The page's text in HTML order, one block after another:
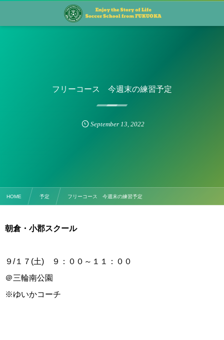
フリーコース 今週末の練習予定
September 13, 2022
HOME 予定 フリーコース 今週末の練習予定
朝倉・小郡スクール
９/１７(土) ９：００～１１：００
＠三輪南公園
※ゆいかコーチ